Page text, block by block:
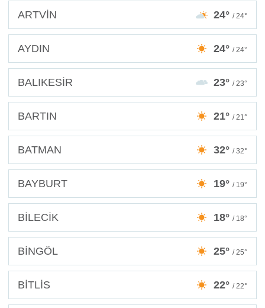
ARTVİN 24° / 24°
AYDIN 24° / 24°
BALIKESİR 23° / 23°
BARTIN 21° / 21°
BATMAN 32° / 32°
BAYBURT 19° / 19°
BİLECİK 18° / 18°
BİNGÖL 25° / 25°
BİTLİS 22° / 22°